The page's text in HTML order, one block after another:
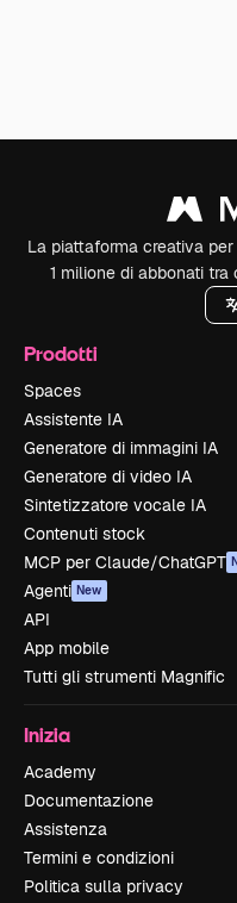
La piattaforma creativa
1 milione di abbonati tra
Prodotti
Spaces
Assistente IA
Generatore di immagini IA
Generatore di video IA
Sintetizzatore vocale IA
Contenuti stock
MCP per Claude/ChatGPT
Agenti New
API
App mobile
Tutti gli strumenti Magnific
Inizia
Academy
Documentazione
Assistenza
Termini e condizioni
Politica sulla privacy